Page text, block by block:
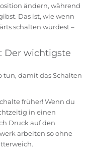
ändern, während
Das ist, wie wenn
schalten würdest –
Der wichtigste
tun, damit das Schalten
früher! Wenn du
in einen
Druck auf den
arbeiten so ohne